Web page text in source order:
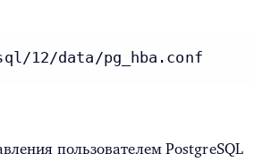
12/data/pg_hba.conf
пользователем PostgreSQL